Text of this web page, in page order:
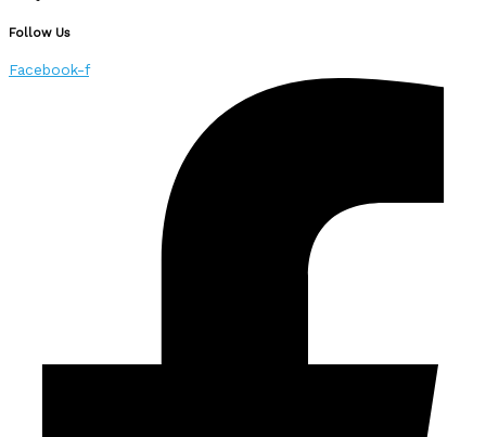
Follow Us
Facebook-f